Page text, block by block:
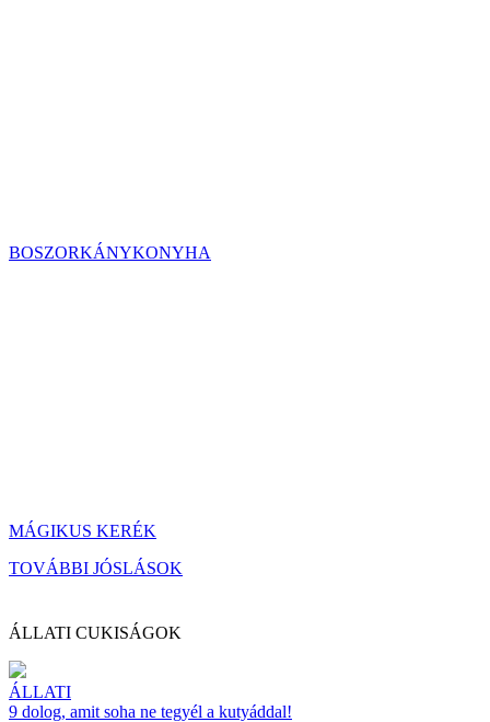
BOSZORKÁNYKONYHA
MÁGIKUS KERÉK
TOVÁBBI JÓSLÁSOK
ÁLLATI CUKISÁGOK
ÁLLATI
9 dolog, amit soha ne tegyél a kutyáddal!